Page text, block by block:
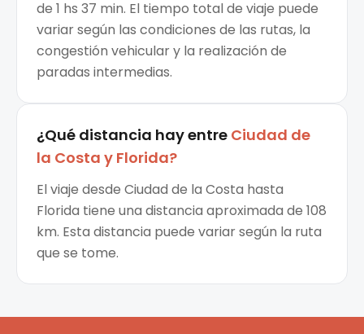
de 1 hs 37 min. El tiempo total de viaje puede
variar según las condiciones de las rutas, la
congestión vehicular y la realización de
paradas intermedias.
¿Qué distancia hay entre Ciudad de
la Costa y Florida?
El viaje desde Ciudad de la Costa hasta
Florida tiene una distancia aproximada de 108
km. Esta distancia puede variar según la ruta
que se tome.